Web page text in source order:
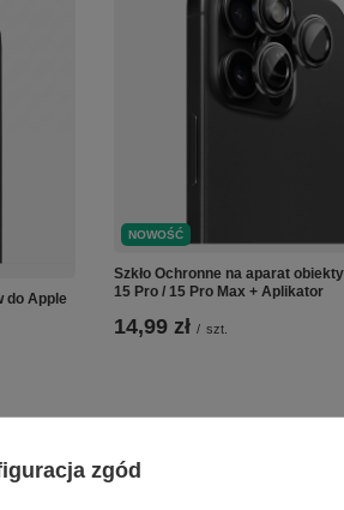
do Apple
NOWOŚĆ
Szkło Ochronne na aparat
15 Pro / 15 Pro Max + Aplikator
14,99 zł / szt.
zgód